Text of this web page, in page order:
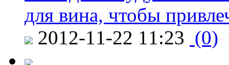
для вина, чтобы
2012-11-22 11:23 (0)